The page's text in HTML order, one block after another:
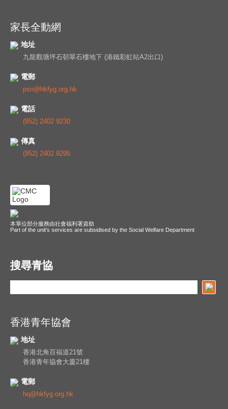
家長全動網
地址
九龍觀塘坪石邨翠石樓地下 (港鐵彩虹站A2出口)
電郵
psn@hkfyg.org.hk
電話
(852) 2402 9230
傳真
(852) 2402 9295
本單位部分服務由社會福利署資助
Part of the unit's services are subsidised by the Social Welfare Department
搜尋青協
香港青年協會
地址
香港北角百福道21號
香港青年協會大廈21樓
電郵
hq@hkfyg.org.hk